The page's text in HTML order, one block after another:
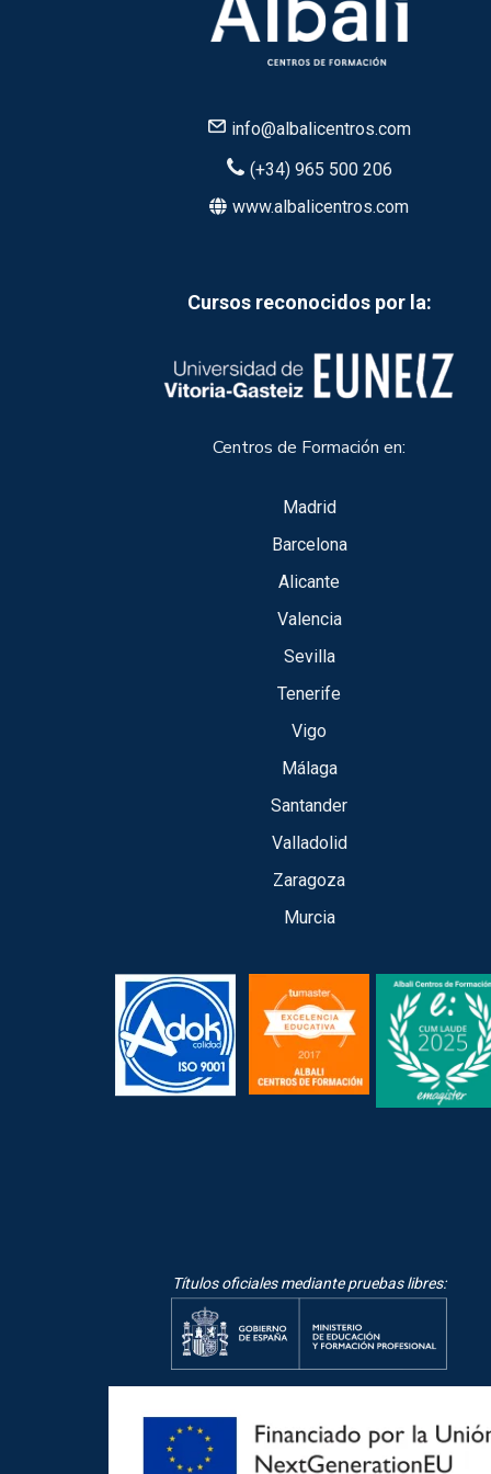
info@albalicentros.com
(+34) 965 500 206
www.albalicentros.com
Cursos reconocidos por la:
Centros de Formación en:
Madrid
Barcelona
Alicante
Valencia
Sevilla
Tenerife
Vigo
Málaga
Santander
Valladolid
Zaragoza
Murcia
Títulos oficiales mediante pruebas libres: